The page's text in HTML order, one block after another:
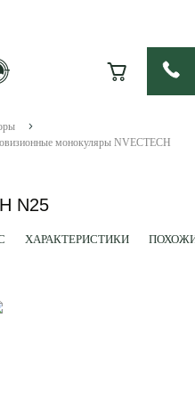
монокуляры NVECTECH
N25
ХАРАКТЕРИСТИКИ